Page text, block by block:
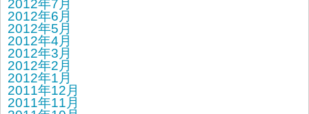
2012年7月
2012年6月
2012年5月
2012年4月
2012年3月
2012年2月
2012年1月
2011年12月
2011年11月